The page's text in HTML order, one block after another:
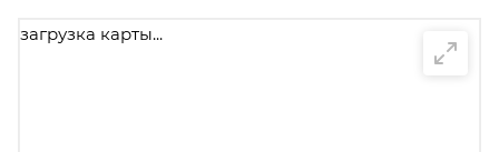
загрузка карты...